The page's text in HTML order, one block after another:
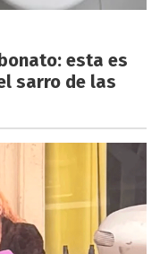
esta es
sarro de las